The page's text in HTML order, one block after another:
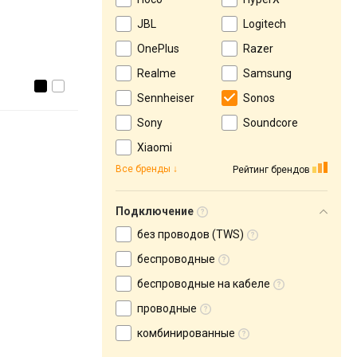
JBL
Logitech
OnePlus
Razer
Realme
Samsung
Sennheiser
Sonos
Sony
Soundcore
Xiaomi
Рейтинг брендов
Все бренды
Подключение
без проводов (TWS)
беспроводные
беспроводные на кабеле
проводные
комбинированные